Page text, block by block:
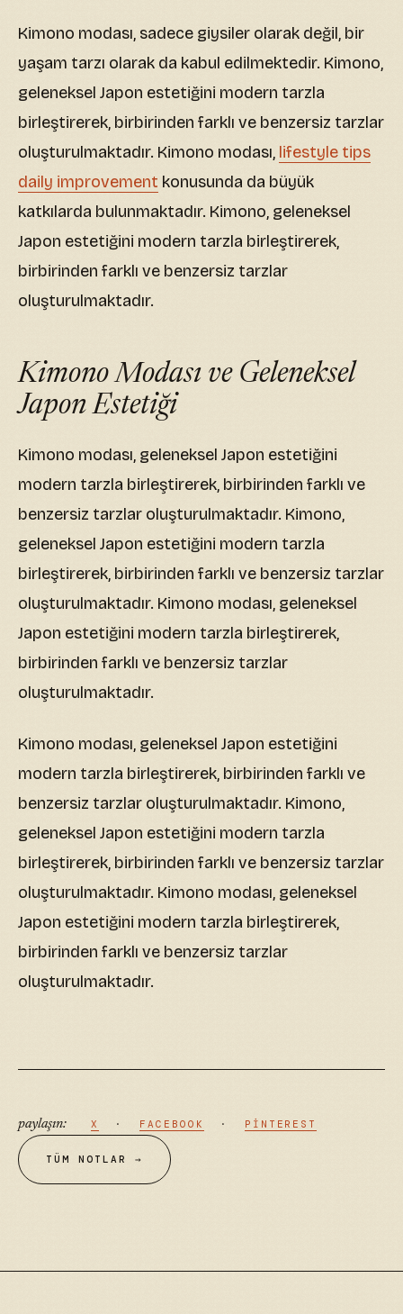
Kimono modası, sadece giysiler olarak değil, bir
yaşam tarzı olarak da kabul edilmektedir. Kimono,
geleneksel Japon estetiğini modern tarzla
birleştirerek, birbirinden farklı ve benzersiz tarzlar
oluşturulmaktadır. Kimono modası, lifestyle tips
daily improvement konusunda da büyük
katkılarda bulunmaktadır. Kimono, geleneksel
Japon estetiğini modern tarzla birleştirerek,
birbirinden farklı ve benzersiz tarzlar
oluşturulmaktadır.
Kimono Modası ve Geleneksel
Japon Estetiği
Kimono modası, geleneksel Japon estetiğini
modern tarzla birleştirerek, birbirinden farklı ve
benzersiz tarzlar oluşturulmaktadır. Kimono,
geleneksel Japon estetiğini modern tarzla
birleştirerek, birbirinden farklı ve benzersiz tarzlar
oluşturulmaktadır. Kimono modası, geleneksel
Japon estetiğini modern tarzla birleştirerek,
birbirinden farklı ve benzersiz tarzlar
oluşturulmaktadır.
Kimono modası, geleneksel Japon estetiğini
modern tarzla birleştirerek, birbirinden farklı ve
benzersiz tarzlar oluşturulmaktadır. Kimono,
geleneksel Japon estetiğini modern tarzla
birleştirerek, birbirinden farklı ve benzersiz tarzlar
oluşturulmaktadır. Kimono modası, geleneksel
Japon estetiğini modern tarzla birleştirerek,
birbirinden farklı ve benzersiz tarzlar
oluşturulmaktadır.
paylaşın: X · FACEBOOK · PINTEREST
TÜM NOTLAR →